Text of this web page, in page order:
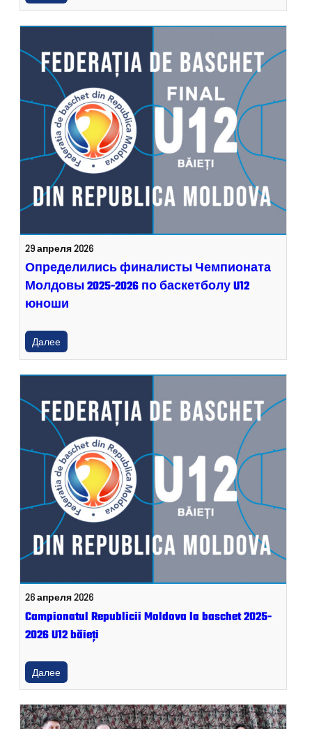
29 апреля 2026
Определились финалисты Чемпионата
Молдовы 2025-2026 по баскетболу U12
юноши
Далее
26 апреля 2026
Campionatul Republicii Moldova la baschet 2025-
2026 U12 băieți
Далее